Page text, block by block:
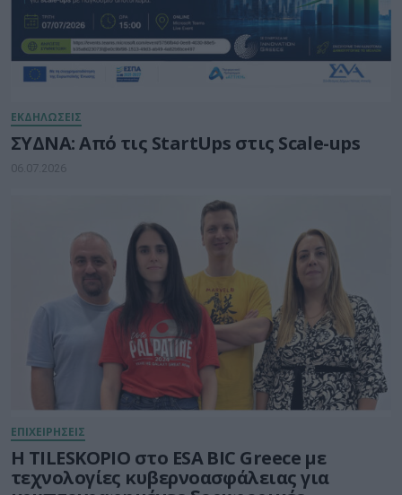
ΕΚΔΗΛΩΣΕΙΣ
ΣΥΔΝΑ: Από τις StartUps στις Scale-ups
06.07.2026
ΕΠΙΧΕΙΡΗΣΕΙΣ
Η TILESKOPIO στο ESA BIC Greece με
τεχνολογίες κυβερνοασφάλειας για